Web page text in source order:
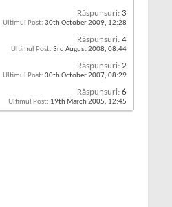
Răspunsuri: 3
Ultimul Post: 30th October 2009, 12:28
Răspunsuri: 4
Ultimul Post: 3rd August 2008, 08:44
Răspunsuri: 2
Ultimul Post: 30th October 2007, 08:29
Răspunsuri: 6
Ultimul Post: 19th March 2005, 12:45